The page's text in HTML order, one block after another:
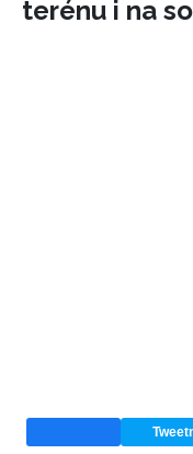
terénu i na